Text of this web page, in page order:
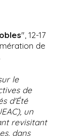
", 12-17
de
le
de
d'Été
un
revisitant
dans